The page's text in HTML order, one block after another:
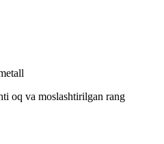
oq va moslashtirilgan rang